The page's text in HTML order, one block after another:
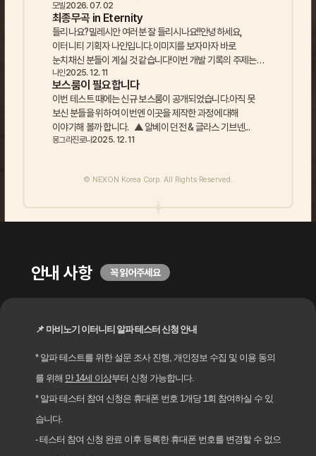
모빌2026. 07. 02
최종무곡 in Eternity
들리나요?밀레시안 여러분 잘 들리시나요!!안녕하세요,
이터니티 기획자 나인입니다.이미지를 보자마자 바로
눈치채신 분들이 계실 것 같습니다!이번 개발 기록의 주제는
바로 글라스 기브넨 입니...
나인2025. 12. 11
보스룸이 필요합니다
이번 테스트 때에는 신규 보스룸이 공개되었습니다.아직 못
보신 분들을 위하여 이번엔 이곳을 제작한 과정에 대해
이야기해 볼까 합니다. ▲ 알베이 던전 & 글라스 기브넨...
몽그라진로나2025. 12. 11
© NEXON Korea Corp. All Rights Reserved.
안내 사항 꼭 읽어주세요
📌 마비노기 이터니티 알파 테스터 신청 안내
* 알파 테스트를 위한 설문 조사 진행, 개인정보 수집 및 이용 동의
를 위해 만 14세 이상부터 신청 가능합니다.
* 알파 테스터 참여 신청은 휴대폰 번호 1개당 1회 참여하실 수 있
습니다.
- 테스터 참여 신청 완료 이후 등록한 휴대폰 번호를 변경할 수 없으